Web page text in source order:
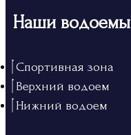
Наши водоемы
Спортивная зона
Верхний водоем
Нижний водоем